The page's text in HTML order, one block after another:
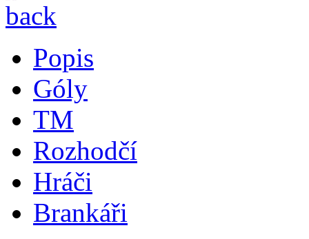
Popis
Góly
TM
Rozhodčí
Hráči
Brankáři